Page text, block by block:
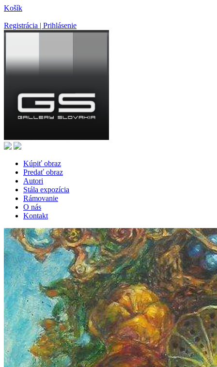
Košík
Registrácia | Prihlásenie
Kúpiť obraz
Predať obraz
Autori
Stála expozícia
Rámovanie
O nás
Kontakt